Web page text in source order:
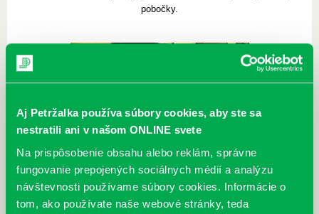
Aj Petržalka používa súbory cookies, aby ste sa
nestratili ani v našom ONLINE svete
Na prispôsobenie obsahu alebo reklám, správne
fungovanie prepojených sociálnych médií a analýzu
návštevnosti používame súbory cookies. Informácie o
tom, ako používate naše webové stránky, teda
pobočky.